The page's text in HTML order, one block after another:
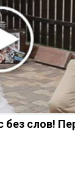
без слов!